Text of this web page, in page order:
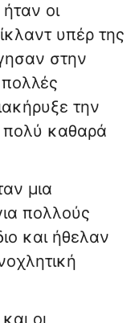
οι
υπέρ της
στην
την
πολύ καθαρά
μια
πολλούς
και ήθελαν